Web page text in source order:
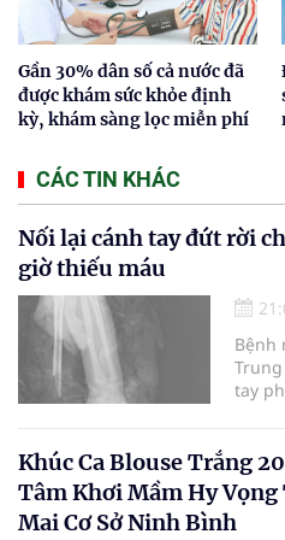
Gần 30% dân số cả nước đã
được khám sức khỏe định
kỳ, khám sàng lọc miễn phí
CÁC TIN KHÁC
Nối lại cánh tay đứt rời
giờ thiếu máu
Bệnh
tay
máu
tuần
phẫu
Khúc Ca Blouse Trắng
Tâm Khơi Mầm Hy Vọng
Mai Cơ Sở Ninh Bình